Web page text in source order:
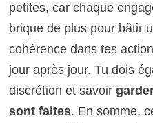
petites, car chaque
brique de plus pour bâtir
cohérence dans tes
jour après jour. Tu dois
discrétion et savoir
sont faites. En somme,